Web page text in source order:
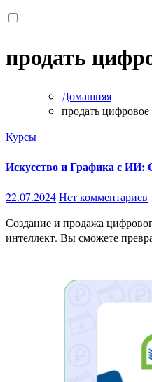
продать
Домашняя
продать цифровое
Курсы
Искусство и Графика с ИИ:
22.07.2024Нет комментариев
Создание и продажа цифрового искусства с помощью ИИ (2024) Описание курса На этом курсе вы научитесь создавать потрясающую графику и искусство, используя искусственный
интеллект. Вы сможете